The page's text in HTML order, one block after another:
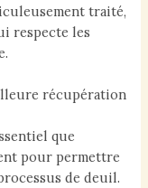
traité,
respecte les
récupération
que
pour permettre
de deuil.